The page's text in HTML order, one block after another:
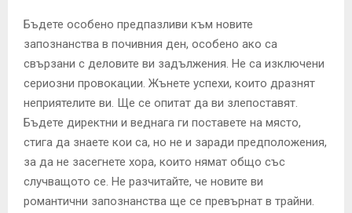
Бъдете особено предпазливи към новите
запознанства в почивния ден, особено ако са
свързани с деловите ви задължения. Не са изключени
сериозни провокации. Жънете успехи, които дразнят
неприятелите ви. Ще се опитат да ви злепоставят.
Бъдете директни и веднага ги поставете на място,
стига да знаете кои са, но не и заради предположения,
за да не засегнете хора, които нямат общо със
случващото се. Не разчитайте, че новите ви
романтични запознанства ще се превърнат в трайни.